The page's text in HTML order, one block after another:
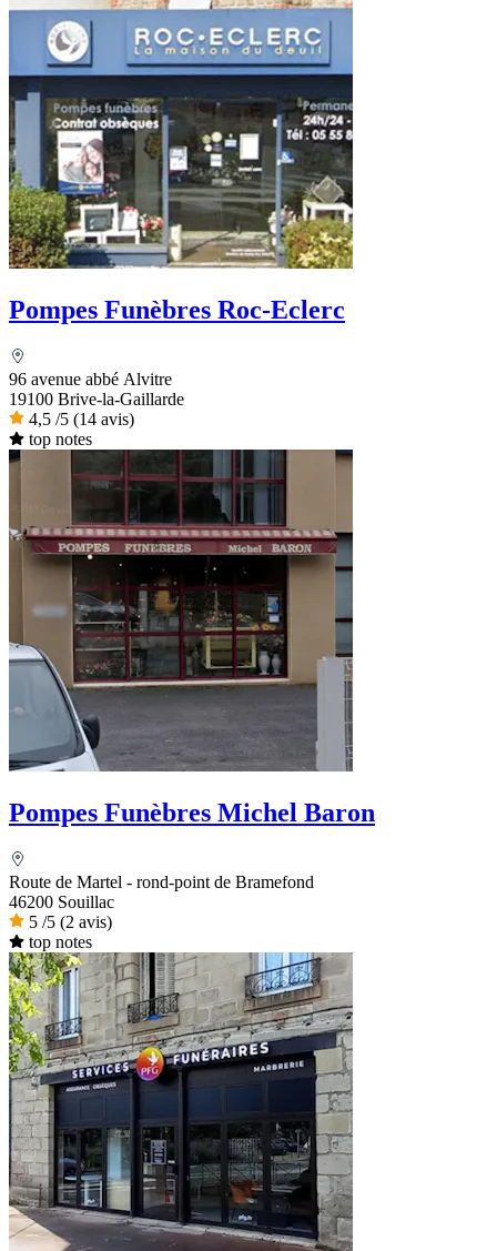
Pompes Funèbres Roc-Eclerc
96 avenue abbé Alvitre
19100 Brive-la-Gaillarde
4,5 /5 (14 avis)
top notes
Pompes Funèbres Michel Baron
Route de Martel - rond-point de Bramefond
46200 Souillac
5 /5 (2 avis)
top notes